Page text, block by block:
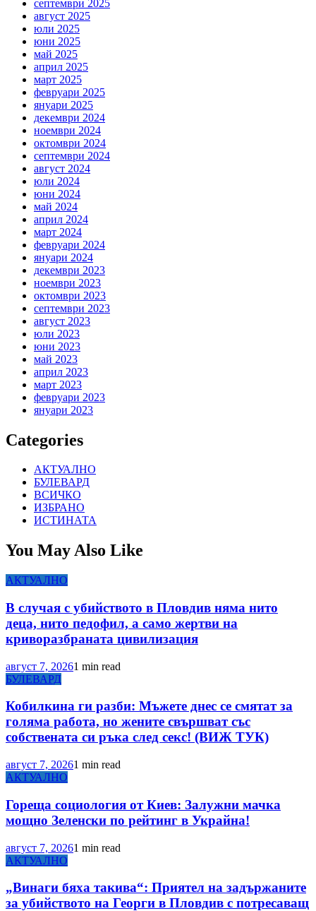
септември 2025
август 2025
юли 2025
юни 2025
май 2025
април 2025
март 2025
февруари 2025
януари 2025
декември 2024
ноември 2024
октомври 2024
септември 2024
август 2024
юли 2024
юни 2024
май 2024
април 2024
март 2024
февруари 2024
януари 2024
декември 2023
ноември 2023
октомври 2023
септември 2023
август 2023
юли 2023
юни 2023
май 2023
април 2023
март 2023
февруари 2023
януари 2023
Categories
АКТУАЛНО
БУЛЕВАРД
ВСИЧКО
ИЗБРАНО
ИСТИНАТА
You May Also Like
АКТУАЛНО
В случая с убийството в Пловдив няма нито
деца, нито педофил, а само жертви на
криворазбраната цивилизация
август 7, 20261 min read
БУЛЕВАРД
Кобилкина ги разби: Мъжете днес се смятат за
голяма работа, но жените свършват със
собствената си ръка след секс! (ВИЖ ТУК)
август 7, 20261 min read
АКТУАЛНО
Гореща социология от Киев: Залужни мачка
мощно Зеленски по рейтинг в Украйна!
август 7, 20261 min read
АКТУАЛНО
„Винаги бяха такива“: Приятел на задържаните
за убийството на Георги в Пловдив с потресаващ